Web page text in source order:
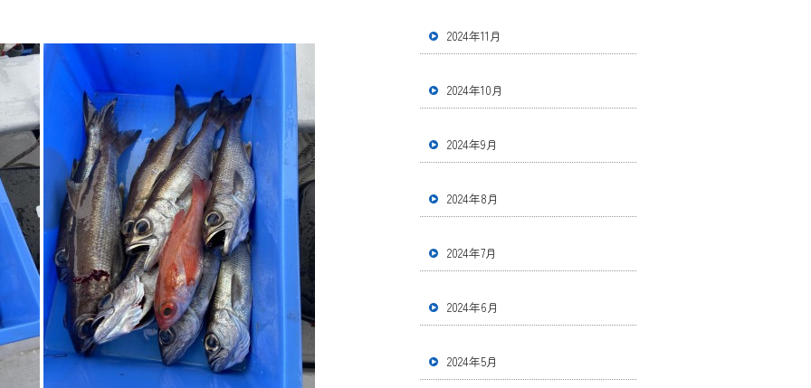
2024年11月
2024年10月
2024年9月
2024年8月
2024年7月
2024年6月
2024年5月